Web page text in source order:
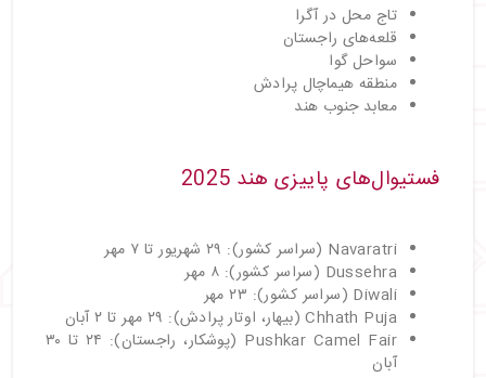
تاج محل در آگرا
قلعه‌های راجستان
سواحل گوا
منطقه هیماچال پرادش
معابد جنوب هند
فستیوال‌های پاییزی هند 2025
Navaratri (سراسر کشور): ۲۹ شهریور تا ۷ مهر
Dussehra (سراسر کشور): ۸ مهر
Diwali (سراسر کشور): ۲۳ مهر
Chhath Puja (بیهار، اوتار پرادش): ۲۹ مهر تا ۲ آبان
Pushkar Camel Fair (پوشکار، راجستان): ۲۴ تا ۳۰
آبان